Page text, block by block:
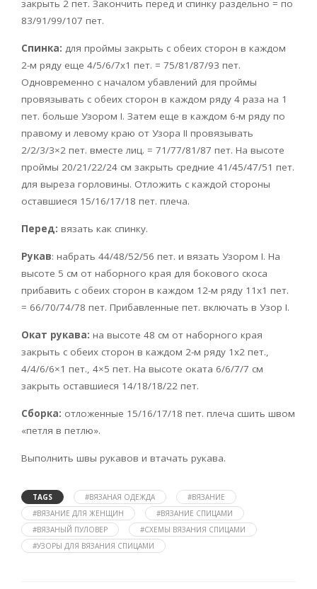
закрыть 2 пет. Закончить перед и спинку раздельно = по
83/91/99/107 пет.
Спинка: для проймы закрыть с обеих сторон в каждом
2-м ряду еще 4/5/6/7х1 пет. = 75/81/87/93 пет.
Одновременно с началом убавлений для проймы
провязывать с обеих сторон в каждом ряду 4 раза на 1
пет. больше Узором I. Затем еще в каждом 6-м ряду по
правому и левому краю от Узора II провязывать
2/2/3/3×2 пет. вместе лиц. = 71/77/81/87 пет. На высоте
проймы 20/21/22/24 см закрыть средние 41/45/47/51 пет.
для выреза горловины. Отложить с каждой стороны
оставшиеся 15/16/17/18 пет. плеча.
Перед: вязать как спинку.
Рукав: набрать 44/48/52/56 пет. и вязать Узором I. На
высоте 5 см от наборного края для бокового скоса
прибавить с обеих сторон в каждом 12-м ряду 11х1 пет.
= 66/70/74/78 пет. Прибавленные пет. включать в Узор I.
Окат рукава: на высоте 48 см от наборного края
закрыть с обеих сторон в каждом 2-м ряду 1х2 пет.,
4/4/6/6×1 пет., 4×5 пет. На высоте оката 6/6/7/7 см
закрыть оставшиеся 14/18/18/22 пет.
Сборка: отложенные 15/16/17/18 пет. плеча сшить швом
«петля в петлю».
Выполнить швы рукавов и втачать рукава.
TAGS #ВЯЗАНАЯ ОДЕЖДА
#ВЯЗАНИЕ
#ВЯЗАНИЕ ДЛЯ ЖЕНЩИН
#ВЯЗАНИЕ СПИЦАМИ
#ВЯЗАНЫЙ ПУЛОВЕР
#СХЕМЫ ВЯЗАНИЯ СПИЦАМИ
#УЗОРЫ ДЛЯ ВЯЗАНИЯ СПИЦАМИ